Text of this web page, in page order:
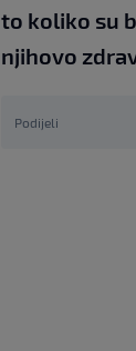
to koliko su
njihovo
Podijeli